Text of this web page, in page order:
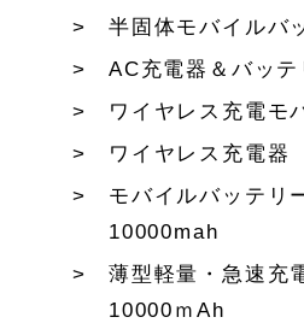
半固体モバイルバ
AC充電器＆バッ
ワイヤレス充電モ
ワイヤレス充電器
モバイルバッテリ
10000mah
薄型軽量・急速充
10000ｍAh